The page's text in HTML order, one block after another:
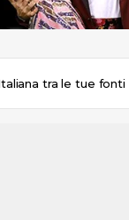
tra le tue